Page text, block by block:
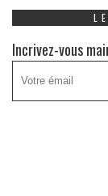
Incrivez-vous